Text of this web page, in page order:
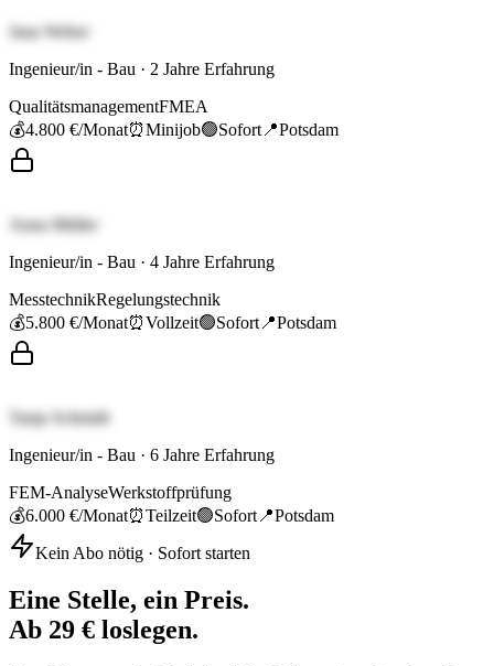
Jana Weber
Ingenieur/in - Bau · 2 Jahre Erfahrung
QualitätsmanagementFMEA
💰4.800 €/Monat⏰Minijob🟢Sofort 📍Potsdam
Anna Müller
Ingenieur/in - Bau · 4 Jahre Erfahrung
MesstechnikRegelungstechnik
💰5.800 €/Monat⏰Vollzeit🟢Sofort 📍Potsdam
Tanja Schmidt
Ingenieur/in - Bau · 6 Jahre Erfahrung
FEM-AnalyseWerkstoffprüfung
💰6.000 €/Monat⏰Teilzeit🟢Sofort 📍Potsdam
Kein Abo nötig · Sofort starten
Eine Stelle, ein Preis.
Ab 29 € loslegen.